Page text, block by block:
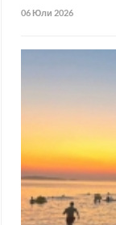
06 Юли 2026